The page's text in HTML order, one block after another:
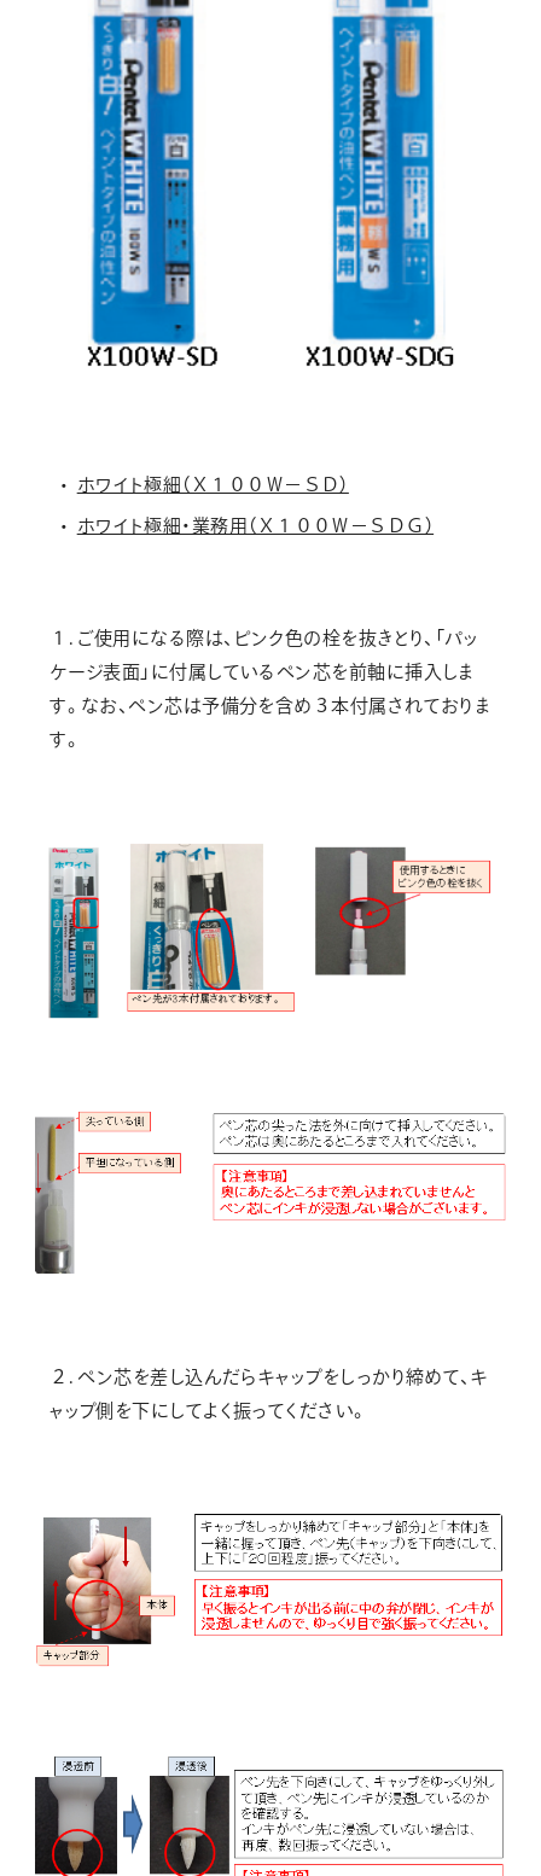
ホワイト極細（Ｘ１００Ｗ－ＳＤ）
ホワイト極細・業務用（Ｘ１００Ｗ－ＳＤＧ）
１. ご使用になる際は、ピンク色の栓を抜きとり、「パッ
ケージ表面」に付属しているペン芯を前軸に挿入しま
す。なお、ペン芯は予備分を含め３本付属されておりま
す。
２. ペン芯を差し込んだらキャップをしっかり締めて、キ
ャップ側を下にしてよく振ってください。